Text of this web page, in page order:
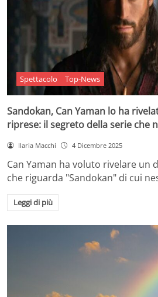
Spettacolo Top-News
Sandokan, Can Yaman lo ha
riprese: il segreto della serie che
Ilaria Macchi 4 Dicembre 2025
Can Yaman ha voluto rivelare un
che riguarda "Sandokan" di cui
Leggi di più